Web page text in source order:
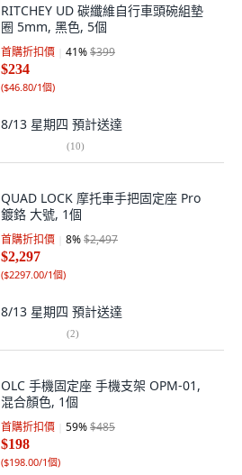
RITCHEY UD 碳纖維自行車頭碗組墊
圈 5mm, 黑色, 5個
首購折扣價 41%$399
$234
($46.80/1個)
8/13 星期四 預計送達
(10)
QUAD LOCK 摩托車手把固定座 Pro
鍍鉻 大號, 1個
首購折扣價 8%$2,497
$2,297
($2297.00/1個)
8/13 星期四 預計送達
(2)
OLC 手機固定座 手機支架 OPM-01,
混合顏色, 1個
首購折扣價 59%$485
$198
($198.00/1個)